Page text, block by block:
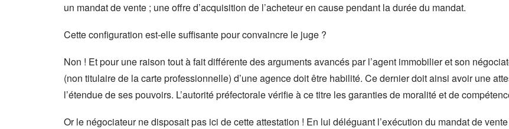
un mandat de vente ; une offre d’acquisition de l’acheteur en cause pendant la durée du mandat.
Cette configuration est-elle suffisante pour convaincre le juge ?
Non ! Et pour une raison tout à fait différente des arguments avancés par l’agent immobilier et son
(non titulaire de la carte professionnelle) d’une agence doit être habilité. Ce dernier doit ainsi avoir une
l’étendue de ses pouvoirs. L’autorité préfectorale vérifie à ce titre les garanties de moralité et de
Or le négociateur ne disposait pas ici de cette attestation ! En lui déléguant l’exécution du mandat de